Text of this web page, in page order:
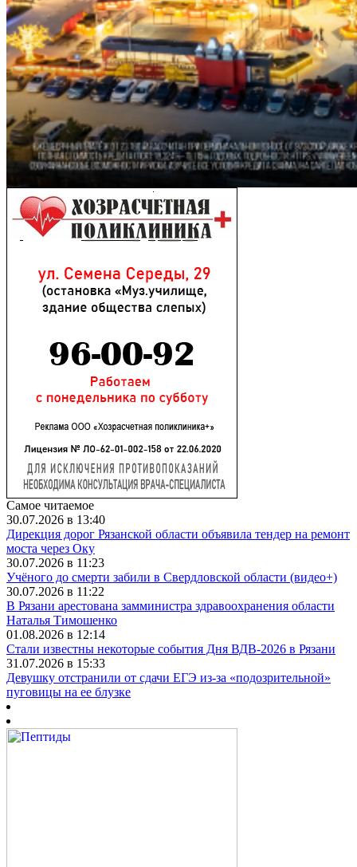
Самое читаемое
30.07.2026 в 13:40
Дирекция дорог Рязанской области объявила тендер на ремонт
моста через Оку
30.07.2026 в 11:23
Учёного до смерти забили в Свердловской области (видео+)
30.07.2026 в 11:22
В Рязани арестована замминистра здравоохранения области
Наталья Тимошенко
01.08.2026 в 12:14
Стали известны некоторые события Дня ВДВ-2026 в Рязани
31.07.2026 в 15:33
Девушку отстранили от сдачи ЕГЭ из-за «подозрительной»
пуговицы на ее блузке